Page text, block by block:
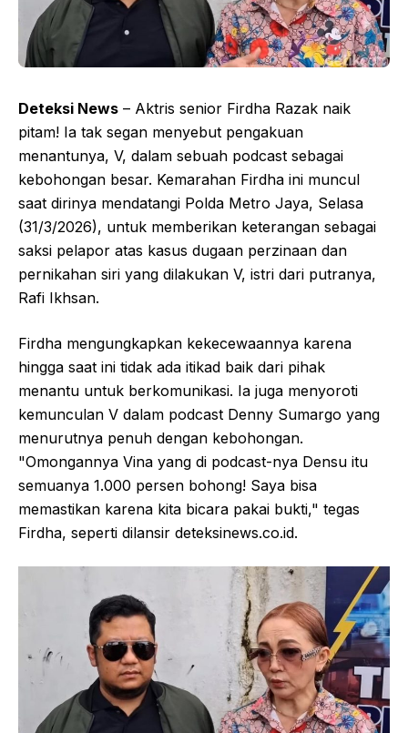
Deteksi News – Aktris senior Firdha Razak naik
pitam! Ia tak segan menyebut pengakuan
menantunya, V, dalam sebuah podcast sebagai
kebohongan besar. Kemarahan Firdha ini muncul
saat dirinya mendatangi Polda Metro Jaya, Selasa
(31/3/2026), untuk memberikan keterangan sebagai
saksi pelapor atas kasus dugaan perzinaan dan
pernikahan siri yang dilakukan V, istri dari putranya,
Rafi Ikhsan.
Firdha mengungkapkan kekecewaannya karena
hingga saat ini tidak ada itikad baik dari pihak
menantu untuk berkomunikasi. Ia juga menyoroti
kemunculan V dalam podcast Denny Sumargo yang
menurutnya penuh dengan kebohongan.
"Omongannya Vina yang di podcast-nya Densu itu
semuanya 1.000 persen bohong! Saya bisa
memastikan karena kita bicara pakai bukti," tegas
Firdha, seperti dilansir deteksinews.co.id.